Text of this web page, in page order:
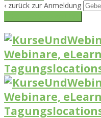
‹ zurück zur Anmeldung